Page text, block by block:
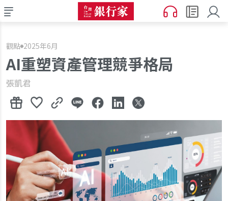
觀點 2025年6月
AI重塑資產管理競爭格局
張凱君